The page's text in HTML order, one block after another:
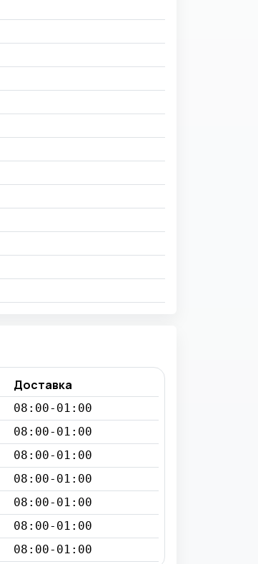
Доставка
08:00-01:00
08:00-01:00
08:00-01:00
08:00-01:00
08:00-01:00
08:00-01:00
08:00-01:00